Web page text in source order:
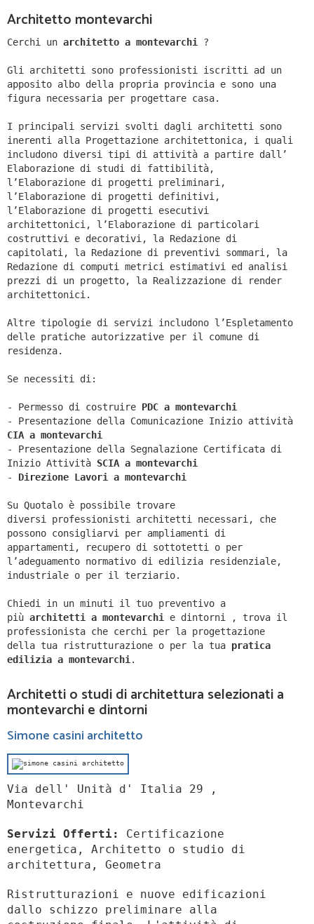
Architetto montevarchi
Cerchi un architetto a montevarchi ?
Gli architetti sono professionisti iscritti ad un
apposito albo della propria provincia e sono una
figura necessaria per progettare casa.
I principali servizi svolti dagli architetti sono
inerenti alla Progettazione architettonica, i quali
includono diversi tipi di attività a partire dall’
Elaborazione di studi di fattibilità,
l’Elaborazione di progetti preliminari,
l’Elaborazione di progetti definitivi,
l’Elaborazione di progetti esecutivi
architettonici, l’Elaborazione di particolari
costruttivi e decorativi, la Redazione di
capitolati, la Redazione di preventivi sommari, la
Redazione di computi metrici estimativi ed analisi
prezzi di un progetto, la Realizzazione di render
architettonici.
Altre tipologie di servizi includono l’Espletamento
delle pratiche autorizzative per il comune di
residenza.
Se necessiti di:
- Permesso di costruire PDC a montevarchi
- Presentazione della Comunicazione Inizio attività
CIA a montevarchi
- Presentazione della Segnalazione Certificata di
Inizio Attività SCIA a montevarchi
- Direzione Lavori a montevarchi
Su Quotalo è possibile trovare
diversi professionisti architetti necessari, che
possono consigliarvi per ampliamenti di
appartamenti, recupero di sottotetti o per
l’adeguamento normativo di edilizia residenziale,
industriale o per il terziario.
Chiedi in un minuti il tuo preventivo a
più architetti a montevarchi e dintorni ,
trova il
professionista che cerchi per la progettazione
della tua ristrutturazione o per la tua pratica
edilizia a montevarchi.
Architetti o studi di architettura selezionati a
montevarchi e dintorni
Simone casini architetto
Via dell' Unità d' Italia 29 ,
Montevarchi
Servizi Offerti:
Certificazione
energetica, Architetto o studio di
architettura, Geometra
Ristrutturazioni e nuove edificazioni
dallo schizzo preliminare alla